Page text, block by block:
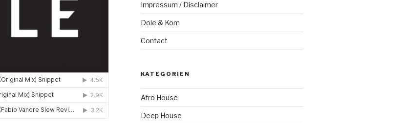
Impressum / Disclaimer
Dole & Kom
Contact
KATEGORIEN
Afro House
Deep House